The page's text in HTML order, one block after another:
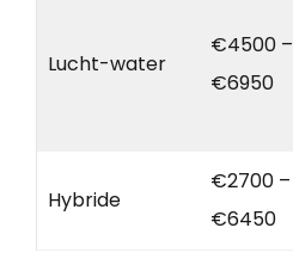
Lucht-water
€4500 –
€6950
Hybride
€2700 –
€6450